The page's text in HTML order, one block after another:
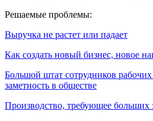
Решаемые проблемы:
Выручка не растет или падает
Как создать новый бизнес, новое
Большой штат сотрудников
заметность в обществе
Производство, требующее больших